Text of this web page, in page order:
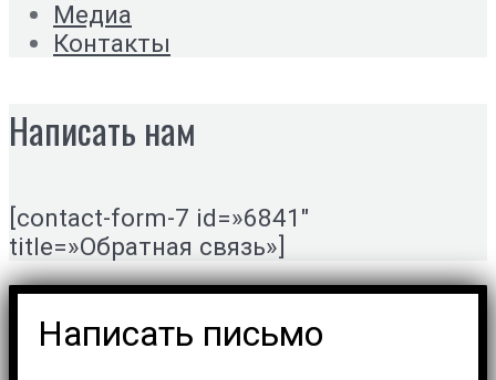
Медиа
Контакты
Написать нам
[contact-form-7 id=»6841″
title=»Обратная связь»]
Написать письмо